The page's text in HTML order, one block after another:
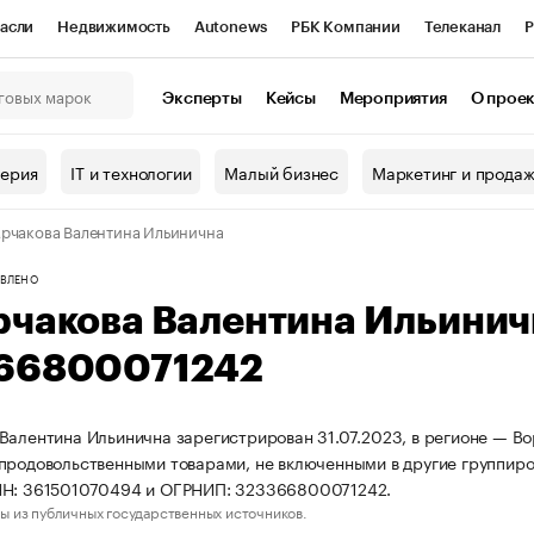
Недвижимость Autonews РБК Компании Телеканал
Проверка контрагентов
Эксперты Кейсы Мероприятия О
IT и технологии Малый бизнес Маркетинг и
Валентина Ильинична
Валентина
Ильинична зарегистрирован 31.07.2023, в регионе —
товарами, не включенными в другие
361501070494 и ОГРНИП: 323366800071242.
из публичных государственных источников.